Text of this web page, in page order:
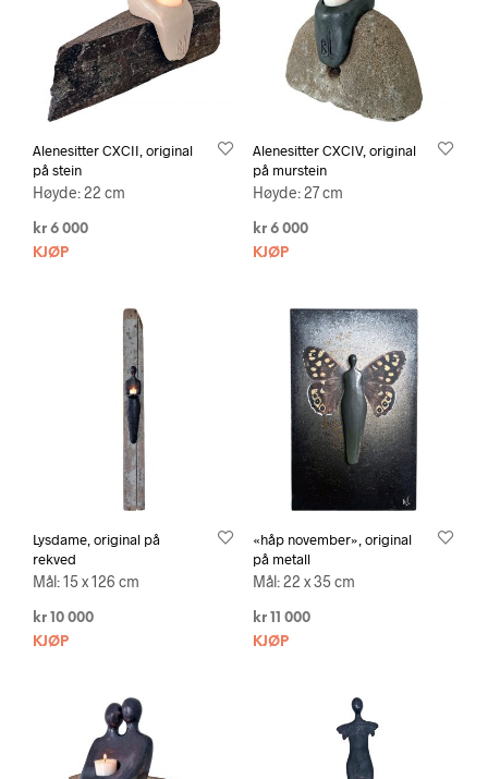
Alenesitter CXCII, original
på stein
Høyde: 22 cm
kr 6 000
KJØP
Alenesitter CXCIV, original
på murstein
Høyde: 27 cm
kr6 000
KJØP
Lysdame, original på
rekved
Mål: 15 x 126 cm
kr 10 000
KJØP
«håp november», original
på metall
Mål: 22 x 35 cm
kr11 000
KJØP